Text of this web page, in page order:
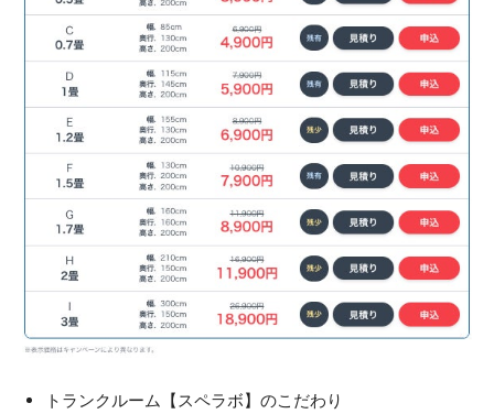
トランクルーム【スペラボ】のこだわり